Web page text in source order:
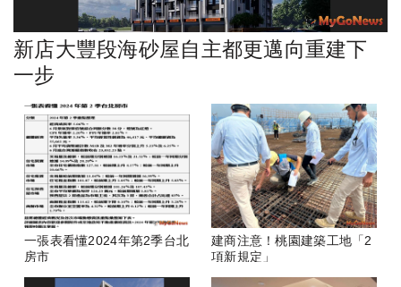
新店大豐段海砂屋自主都更邁向重建下
一步
一張表看懂2024年第2季台北
房市
建商注意！桃園建築工地「2
項新規定」